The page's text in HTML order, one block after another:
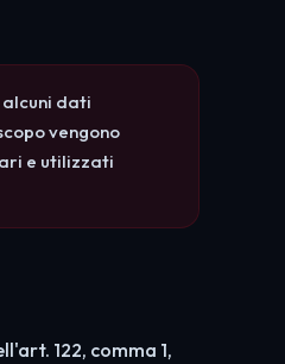
dati
vengono
e utilizzati
122, comma 1,